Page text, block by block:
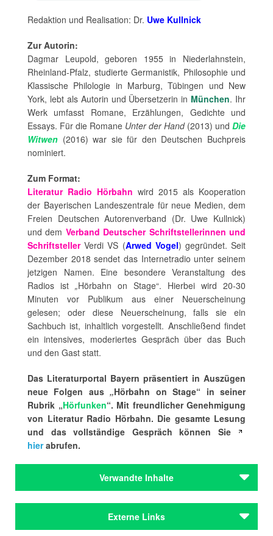
Redaktion und Realisation: Dr. Uwe Kullnick
Zur Autorin:
Dagmar Leupold, geboren 1955 in Niederlahnstein,
Rheinland-Pfalz, studierte Germanistik, Philosophie und
Klassische Philologie in Marburg, Tübingen und New
York, lebt als Autorin und Übersetzerin in München. Ihr
Werk umfasst Romane, Erzählungen, Gedichte und
Essays. Für die Romane Unter der Hand(2013) und Die
Witwen (2016) war sie für den Deutschen Buchpreis
nominiert.
Zum Format:
Literatur Radio Hörbahn wird 2015 als Kooperation
der Bayerischen Landeszentrale für neue Medien, dem
Freien Deutschen Autorenverband (Dr. Uwe Kullnick)
und dem Verband Deutscher Schriftstellerinnen und
SchriftstellerVerdi VS (Arwed Vogel) gegründet. Seit
Dezember 2018 sendet das Internetradio unter seinem
jetzigen Namen. Eine besondere Veranstaltung des
Radios ist „Hörbahn on Stage“. Hierbei wird 20-30
Minuten vor Publikum aus einer Neuerscheinung
gelesen; oder diese Neuerscheinung, falls sie ein
Sachbuch ist, inhaltlich vorgestellt. Anschließend findet
ein intensives, moderiertes Gespräch über das Buch
und den Gast statt.
Das Literaturportal Bayern präsentiert in Auszügen
neue Folgen aus„Hörbahn on Stage“ in seiner
Rubrik „Hörfunken“. Mit freundlicher Genehmigung
von Literatur Radio Hörbahn. Die gesamte Lesung
und das vollständige Gespräch können Sie
hierabrufen.
Verwandte Inhalte
Externe Links